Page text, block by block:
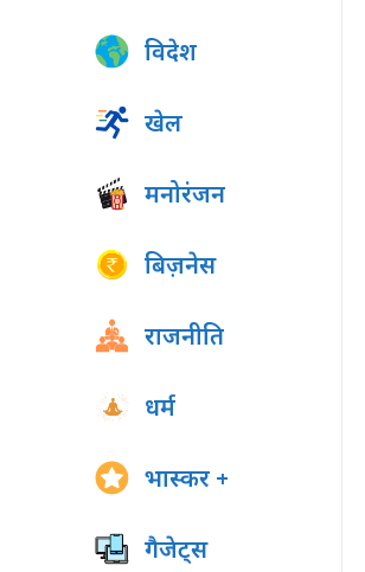
विदेश
खेल
मनोरंजन
बिज़नेस
राजनीति
धर्म
भास्कर +
गैजेट्स